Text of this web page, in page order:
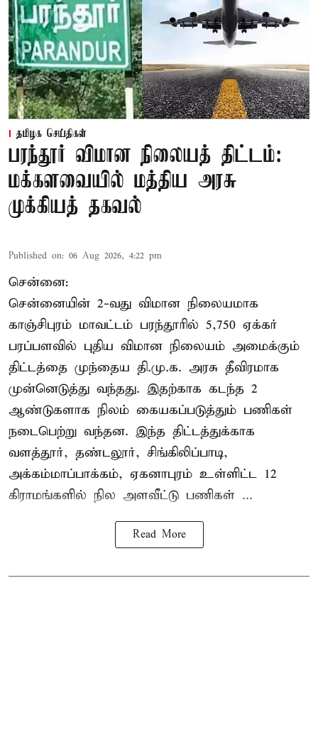
தமிழக செய்திகள்
பரந்தூர் விமான நிலையத் திட்டம்:
மக்களவையில் மத்திய அரசு
முக்கியத் தகவல்
Published on: 06 Aug 2026, 4:22 pm
சென்னை:
சென்னையின் 2-வது விமான நிலையமாக
காஞ்சிபுரம் மாவட்டம் பரந்தூரில் 5,750 ஏக்கர்
பரப்பளவில் புதிய விமான நிலையம் அமைக்கும்
திட்டத்தை முந்தைய தி.மு.க. அரசு தீவிரமாக
முன்னெடுத்து வந்தது. இதற்காக கடந்த 2
ஆண்டுகளாக நிலம் கையகப்படுத்தும் பணிகள்
நடைபெற்று வந்தன. இந்த திட்டத்துக்காக
வளத்தூர், தண்டலூர், சிங்கிலிப்பாடி,
அக்கம்மாப்பாக்கம், ஏகனாபுரம் உள்ளிட்ட 12
கிராமங்களில் நில அளவீட்டு பணிகள் ...
Read More